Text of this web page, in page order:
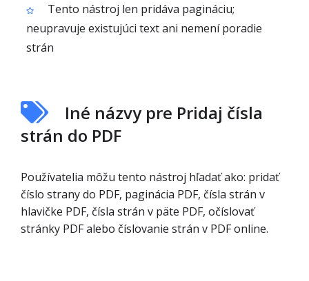
Tento nástroj len pridáva pagináciu;
neupravuje existujúci text ani nemení poradie
strán
Iné názvy pre Pridaj čísla
strán do PDF
Používatelia môžu tento nástroj hľadať ako: pridať
číslo strany do PDF, paginácia PDF, čísla strán v
hlavičke PDF, čísla strán v päte PDF, očíslovať
stránky PDF alebo číslovanie strán v PDF online.